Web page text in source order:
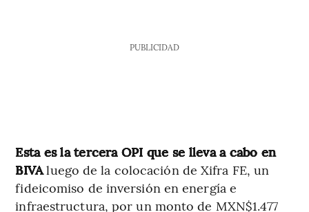
PUBLICIDAD
Esta es la tercera OPI que se lleva a cabo en
BIVAluego de la colocación de Xifra FE, un
fideicomiso de inversión en energía e
infraestructura, por un monto de MXN$1.477